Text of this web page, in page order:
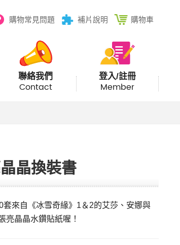
購物常見問題 補片說明 購物車
聯絡我們
Contact
登入/註冊
Member
晶換裝書
套來自《冰雪奇緣》1＆2的艾莎、安娜與
亮晶晶水鑽貼紙喔！